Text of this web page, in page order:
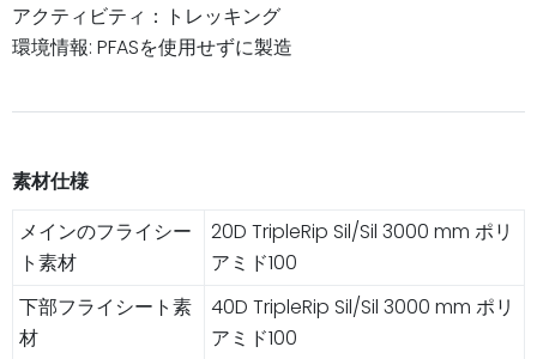
アクティビティ：トレッキング
環境情報: PFASを使用せずに製造
素材仕様
メインのフライシー
ト素材
20D TripleRip Sil/Sil 3000 mm ポリ
アミド100
下部フライシート素
材
40D TripleRip Sil/Sil 3000 mm ポリ
アミド100